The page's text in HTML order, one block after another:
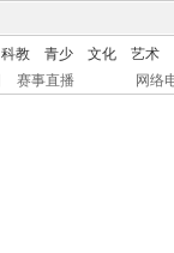
科教 青少 文化
艺术
赛事直播 网络